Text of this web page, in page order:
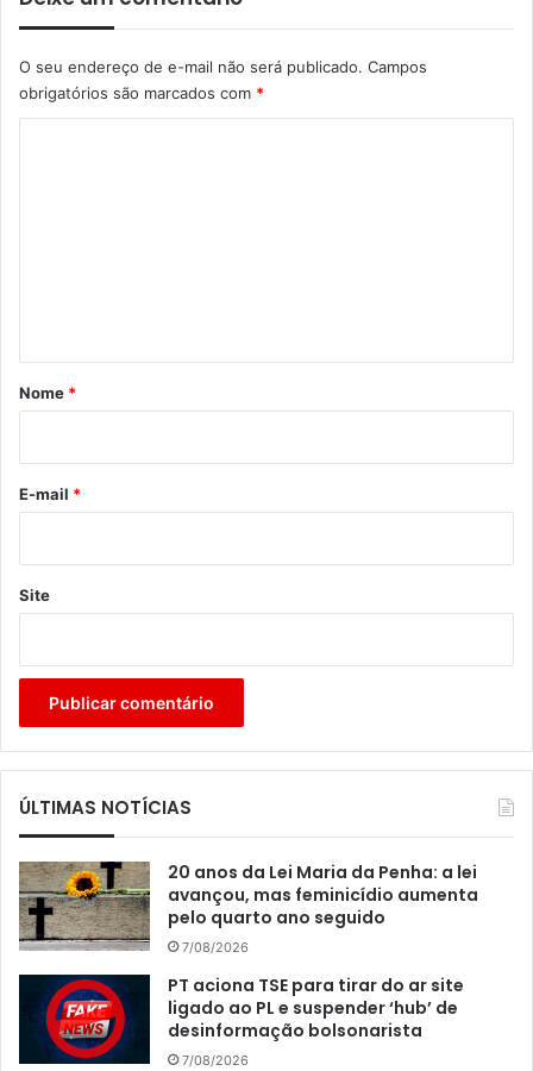
O seu endereço de e-mail não será publicado. Campos
obrigatórios são marcados com *
r
*
Nome *
E-mail *
Site
ÚLTIMAS NOTÍCIAS
20 anos da Lei Maria da Penha: a lei
avançou, mas feminicídio aumenta
pelo quarto ano seguido
7/08/2026
PT aciona TSE para tirar do ar site
ligado ao PL e suspender ‘hub’ de
desinformação bolsonarista
7/08/2026